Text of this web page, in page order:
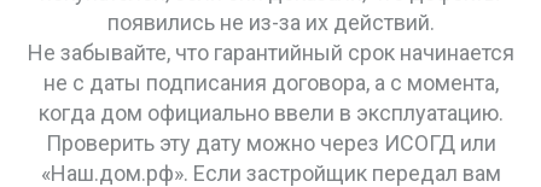
появились не из-за их действий.
Не забывайте, что гарантийный срокначинается
не с даты подписания договора, а с момента,
когда дом официально ввели в эксплуатацию.
Проверить эту дату можно через ИСОГД или
«Наш.дом.рф». Если застройщик передал вам